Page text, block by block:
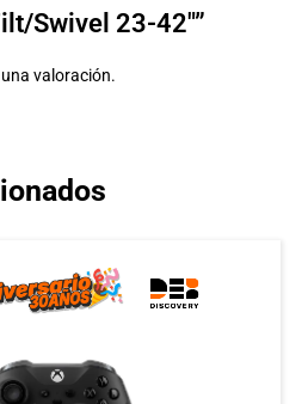
Swivel 23-42″”
valoración.